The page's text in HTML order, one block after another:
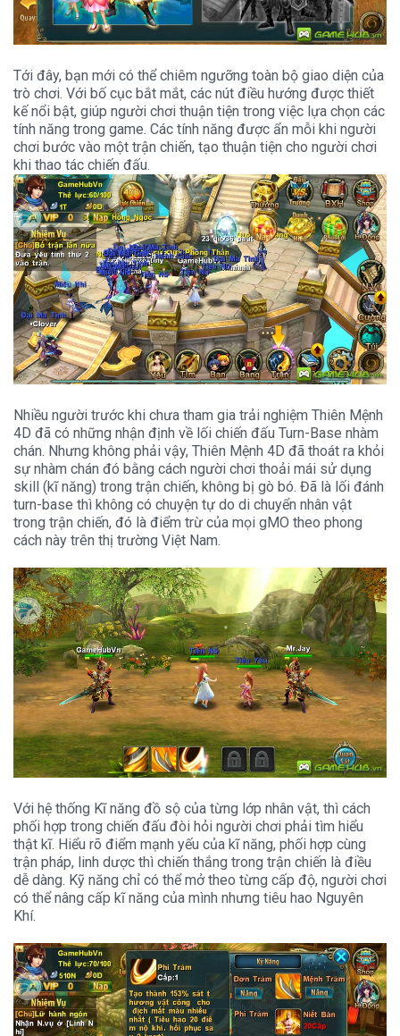
Tới đây, bạn mới có thể chiêm ngưỡng toàn bộ giao diện của
trò chơi. Với bố cục bắt mắt, các nút điều hướng được thiết
kế nổi bật, giúp người chơi thuận tiện trong việc lựa chọn các
tính năng trong game. Các tính năng được ẩn mỗi khi người
chơi bước vào một trận chiến, tạo thuận tiện cho người chơi
khi thao tác chiến đấu.
Nhiều người trước khi chưa tham gia trải nghiệm Thiên Mệnh
4D đã có những nhận định về lối chiến đấu Turn-Base nhàm
chán. Nhưng không phải vậy, Thiên Mệnh 4D đã thoát ra khỏi
sự nhàm chán đó bằng cách người chơi thoải mái sử dụng
skill (kĩ năng) trong trận chiến, không bị gò bó. Đã là lối đánh
turn-base thì không có chuyện tự do di chuyển nhân vật
trong trận chiến, đó là điểm trừ của mọi gMO theo phong
cách này trên thị trường Việt Nam.
Với hệ thống Kĩ năng đồ sộ của từng lớp nhân vật, thì cách
phối hợp trong chiến đấu đòi hỏi người chơi phải tìm hiểu
thật kĩ. Hiểu rõ điểm mạnh yếu của kĩ năng, phối hợp cùng
trận pháp, linh dược thì chiến thắng trong trận chiến là điều
dễ dàng. Kỹ năng chỉ có thể mở theo từng cấp độ, người chơi
có thể nâng cấp kĩ năng của mình nhưng tiêu hao Nguyên
Khí.